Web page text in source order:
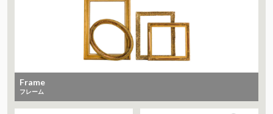
Frame
フレーム